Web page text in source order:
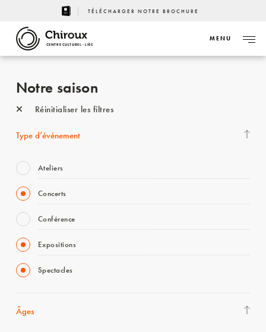
TÉLÉCHARGER NOTRE BROCHURE
CENTRE CULTUREL - LIÈGE
MENU
Notre saison
Réinitialiser les filtres
Type d’événement
Ateliers
Concerts
Conférence
Expositions
Spectacles
Âges